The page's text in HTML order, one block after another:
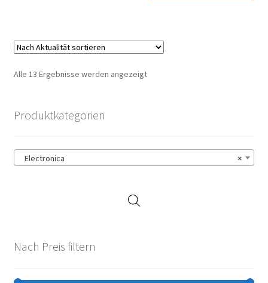
Alle 13 Ergebnisse werden angezeigtNach
Produktkategorien
×
Electronica
Nach Preis filtern